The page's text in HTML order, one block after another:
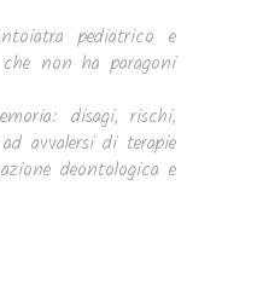
pediatrico e
non ha paragoni
disagi, rischi,
avvalersi di terapie
deontologica e